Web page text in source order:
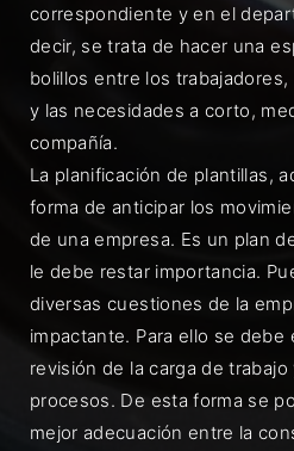
correspondiente y en el
decir, se trata de hacer una
bolillos entre los
y las necesidades a corto,
compañía.
La planificación de plantillas,
forma de anticipar los
de una empresa. Es un plan
le debe restar importancia.
diversas cuestiones de la
impactante. Para ello se debe
revisión de la carga de trabajo
procesos. De esta forma se
mejor adecuación entre la